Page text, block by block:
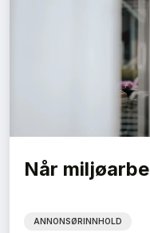
Når
ANNONSØRINNHOLD